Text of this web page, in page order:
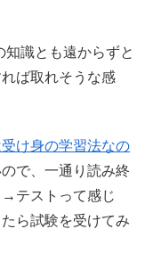
識とも遠からずと
ば取れそうな感
け身の学習法なの
ので、一通り読み終
テストって感じ
ら試験を受けてみ